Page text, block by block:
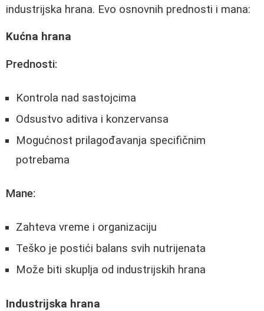
industrijska hrana. Evo osnovnih prednosti i mana:
Kućna hrana
Prednosti:
Kontrola nad sastojcima
Odsustvo aditiva i konzervansa
Mogućnost prilagođavanja specifičnim
potrebama
Mane:
Zahteva vreme i organizaciju
Teško je postići balans svih nutrijenata
Može biti skuplja od industrijskih hrana
Industrijska hrana